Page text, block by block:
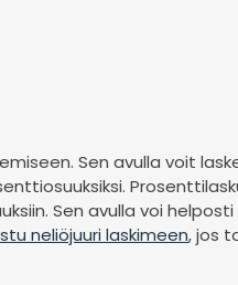
Sen avulla voit
Sen avulla voi
neliöjuuri laskimeen, jos